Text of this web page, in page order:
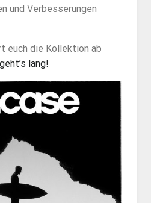
und Verbesserungen
euch die Kollektion ab
lang!